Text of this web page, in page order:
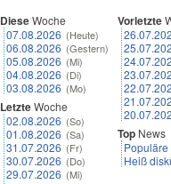
DieseWoche
07.08.2026 (Heute)
06.08.2026 (Gestern)
05.08.2026 (Mi)
04.08.2026 (Di)
03.08.2026 (Mo)
LetzteWoche
02.08.2026 (So)
01.08.2026 (Sa)
31.07.2026 (Fr)
30.07.2026 (Do)
29.07.2026 (Mi)
Vorletzte
Top News
Heiß